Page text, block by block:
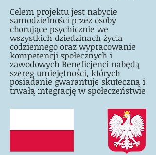
Celem projektu jest nabycie
samodzielności przez osoby
chorujące psychicznie we
wszystkich dziedzinach życia
codziennego oraz wypracowanie
kompetencji społecznych i
zawodowych Beneficjenci nabędą
szereg umiejętności, których
posiadanie gwarantuje skuteczną i
trwałą integrację w społeczeństwie